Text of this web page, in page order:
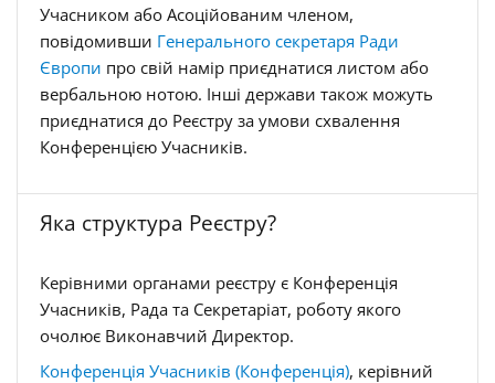
Учасником або Асоційованим членом,
повідомивши Генерального секретаря Ради
Європи про свій намір приєднатися листом або
вербальною нотою. Інші держави також можуть
приєднатися до Реєстру за умови схвалення
Конференцією Учасників.
Яка структура Реєстру?
Керівними органами реєстру є Конференція
Учасників, Рада та Секретаріат, роботу якого
очолює Виконавчий Директор.
Конференція Учасників (Конференція), керівний